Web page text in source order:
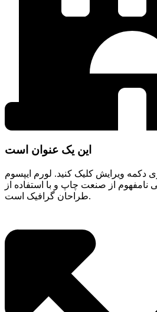
این یک عنوان است
دکمه ویرایش کلیک کنید. لورم ایپسوم
نامفهوم از صنعت چاپ و با استفاده از
طراحان گرافیک است.